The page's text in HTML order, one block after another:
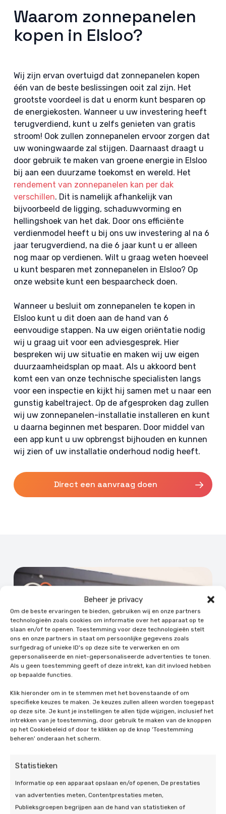
Beheer je privacy
Om de beste ervaringen te bieden, gebruiken wij en onze partners
technologieën zoals cookies om informatie over het apparaat op te
slaan en/of te openen. Toestemming voor deze technologieën stelt
ons en onze partners in staat om persoonlijke gegevens zoals
surfgedrag of unieke ID's op deze site te verwerken en om
gepersonaliseerde en niet-gepersonaliseerde advertenties te tonen.
Als u geen toestemming geeft of deze intrekt, kan dit invloed hebben
op bepaalde functies.
Klik hieronder om in te stemmen met het bovenstaande of om
specifieke keuzes te maken. Je keuzes zullen alleen worden toegepast
op deze site. Je kunt je instellingen te allen tijde wijzigen, inclusief het
intrekken van je toestemming, door gebruik te maken van de knoppen
op het Cookiebeleid of door te klikken op de knop 'Toestemming
beheren' onderaan het scherm.
Statistieken
Informatie op een apparaat opslaan en/of openen, De prestaties
van advertenties meten, Contentprestaties meten,
Publieksgroepen begrijpen aan de hand van statistieken of
Waarom zonnepanelen
kopen in Elsloo?
Wij zijn ervan overtuigd dat zonnepanelen kopen
één van de beste beslissingen ooit zal zijn. Het
grootste voordeel is dat u enorm kunt besparen op
de energiekosten. Wanneer u uw investering heeft
terugverdiend, kunt u zelfs genieten van gratis
stroom! Ook zullen zonnepanelen ervoor zorgen dat
uw woningwaarde zal stijgen. Daarnaast draagt u
door gebruik te maken van groene energie in Elsloo
bij aan een duurzame toekomst en wereld. Het
rendement van zonnepanelen kan per dak
verschillen. Dit is namelijk afhankelijk van
bijvoorbeeld de ligging, schaduwvorming en
hellingshoek van het dak. Door ons efficiënte
verdienmodel heeft u bij ons uw investering al na 6
jaar terugverdiend, na die 6 jaar kunt u er alleen
nog maar op verdienen. Wilt u graag weten hoeveel
u kunt besparen met zonnepanelen in Elsloo? Op
onze website kunt een bespaarcheck doen.
Wanneer u besluit om zonnepanelen te kopen in
Elsloo kunt u dit doen aan de hand van 6
eenvoudige stappen. Na uw eigen oriëntatie nodig
wij u graag uit voor een adviesgesprek. Hier
bespreken wij uw situatie en maken wij uw eigen
duurzaamheidsplan op maat. Als u akkoord bent
komt een van onze technische specialisten langs
voor een inspectie en kijkt hij samen met u naar een
gunstig kabeltraject. Op de afgesproken dag zullen
wij uw zonnepanelen-installatie installeren en kunt
u daarna beginnen met besparen. Door middel van
een app kunt u uw opbrengst bijhouden en kunnen
wij zien of uw installatie onderhoud nodig heeft.
Direct een aanvraag doen
Waarom ons als
installateur in Elsloo?